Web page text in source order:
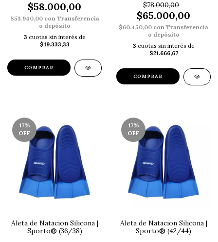
$58.000,00
$53.940,00 con Transferencia
o depósito
3 cuotas sin interés de
$19.333,33
COMPRAR
$78.000,00
$65.000,00
$60.450,00 con Transferencia
o depósito
3 cuotas sin interés de
$21.666,67
17%
OFF
Aleta de Natacion Silicona |
Sporto® (36/38)
17%
OFF
Aleta de Natacion Silicona |
Sporto® (42/44)